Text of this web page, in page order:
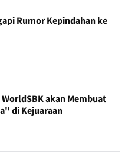
Rumor Kepindahan ke
akan Membuat
di Kejuaraan